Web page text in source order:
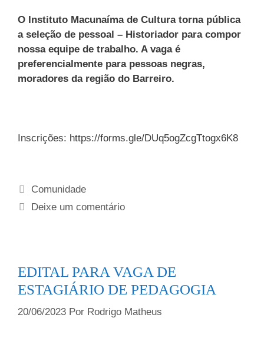
O Instituto Macunaíma de Cultura torna pública
a seleção de pessoal – Historiador para compor
nossa equipe de trabalho. A vaga é
preferencialmente para pessoas negras,
moradores da região do Barreiro.
Inscrições: https://forms.gle/DUq5ogZcgTtogx6K8
Comunidade
Deixe um comentário
EDITAL PARA VAGA DE
ESTAGIÁRIO DE PEDAGOGIA
20/06/2023 Por Rodrigo Matheus